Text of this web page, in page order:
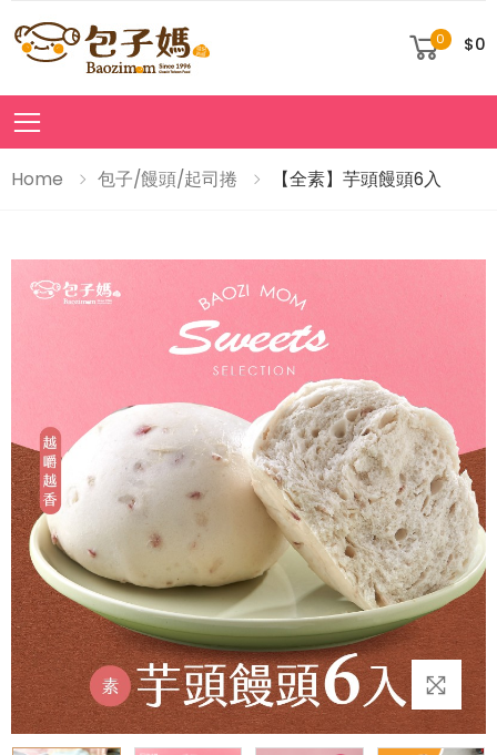
0 $0
Toggle mobile menu
Home 包子/饅頭/起司捲 【全素】芋頭饅頭6入